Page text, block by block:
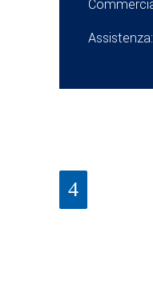
Assistenza: